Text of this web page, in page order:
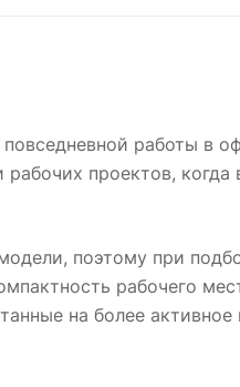
работы в
проектов,
поэтому при
рабочего
на более активное